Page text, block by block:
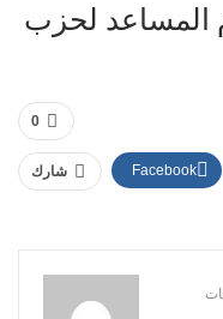
المساعد لحزب
0
شارك Facebook